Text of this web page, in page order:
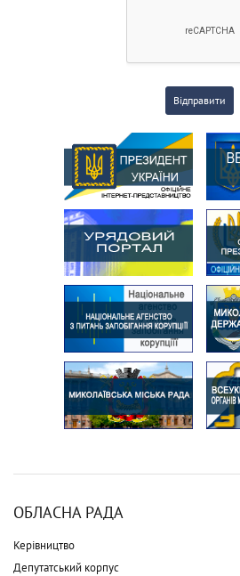
Відправити
ОБЛАСНА РАДА
Керівництво
Депутатський корпус